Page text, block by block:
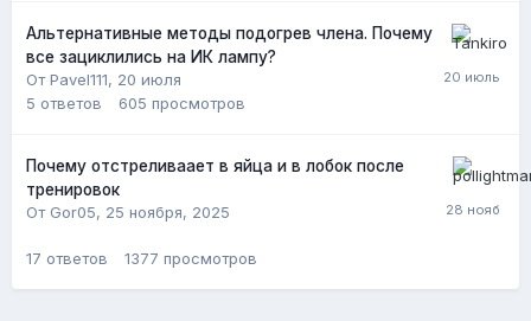
Альтернативные методы подогрев члена. Почему
все зациклились на ИК лампу?
От Pavel111, 20 июля
5 ответов 605 просмотров
Почему отстреливаает в яйца и в лобок после
тренировок
От Gor05, 25 ноября, 2025
17 ответов 1377 просмотров